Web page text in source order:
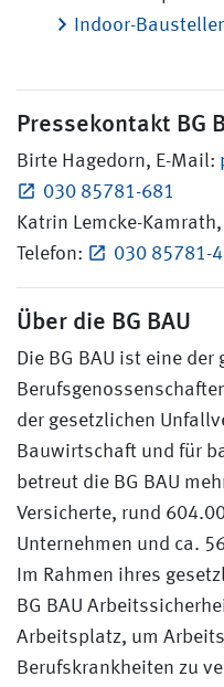
Indoor-
Pressekontakt BG
Birte Hagedorn, E-Mail:
030 85781-681
Katrin Lemcke-
Telefon:
030 85781-
Über die BG BAU
Die BG BAU ist eine der
der gesetzlichen
Bauwirtschaft und für
betreut die BG BAU
Versicherte, rund
Unternehmen und ca.
Im Rahmen ihres
BG BAU
Arbeitsplatz, um
Berufskrankheiten zu